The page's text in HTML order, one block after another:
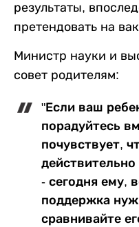
результаты,
претендовать на
Министр науки и
совет родителям:
"Если ваш
порадуйтесь
почувствует,
- сегодня ему,
поддержка
сравнивайте